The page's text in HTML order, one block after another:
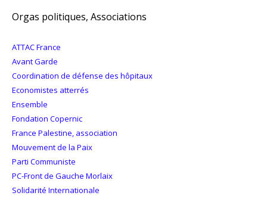
Orgas politiques, Associations
ATTAC France
Avant Garde
Coordination de défense des hôpitaux
Economistes atterrés
Ensemble
Fondation Copernic
France Palestine, association
Mouvement de la Paix
Parti Communiste
PC-Front de Gauche Morlaix
Solidarité Internationale